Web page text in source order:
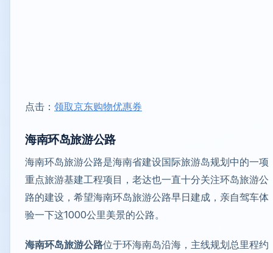
点击： 领取京东购物优惠券
海南环岛旅游公路
海南环岛旅游公路是海南省建设国际旅游岛规划中的一项
重点旅游基建工程项目，老达也一直十分关注环岛旅游公
路的建设，希望海南环岛旅游公路早日建成，亲自驾车体
验一下这1000公里美景的公路。
海南环岛旅游公路位于环海南岛沿海，主线规划总里程约